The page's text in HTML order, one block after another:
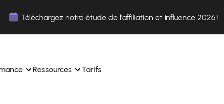
Téléchargez notre étude de l'affiliation et influence 2026 !
Ressources Tarifs